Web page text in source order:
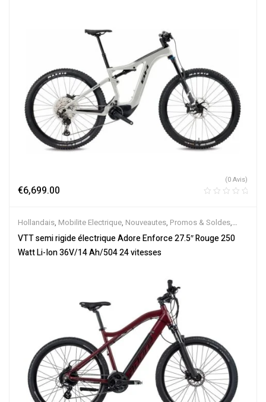
€6,699.00
(0 Avis)
Hollandais, Mobilite Electrique, Nouveautes, Promos & Soldes,
Semi-Rigides,Vélo électrique ville,Velos Electriques,VTT
Électriques
VTT semi rigide électrique Adore Enforce 27.5″ Rouge 250
Watt Li-Ion 36V/14 Ah/504 24 vitesses